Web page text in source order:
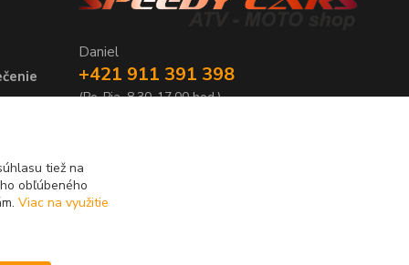
Daniel
+421 911 391 398
(Po-Pia, 8.30-17.00 hod.)
tiež na
obľúbeného
Viac na využitie